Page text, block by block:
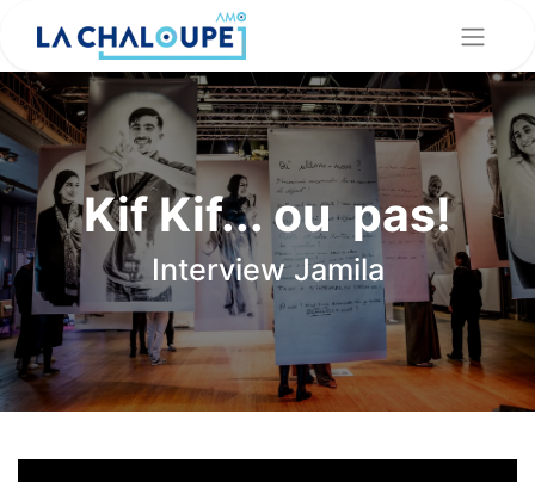
Kif Kif... ou pas!
Interview Jamila